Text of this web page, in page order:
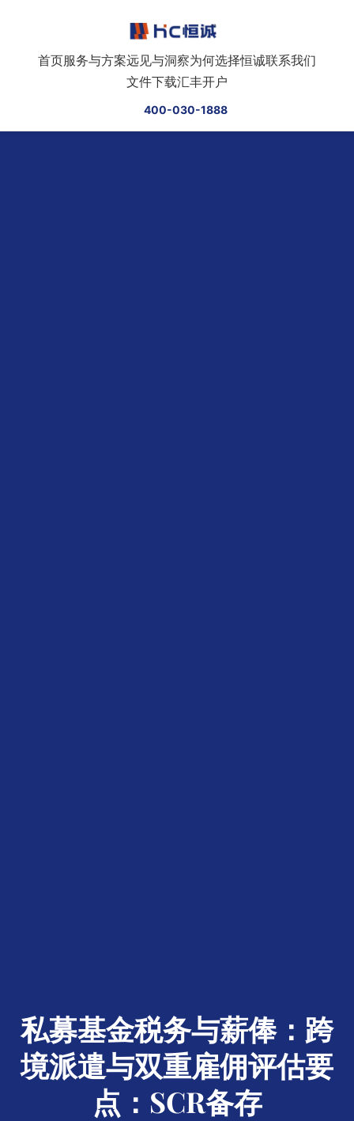
首页服务与方案远见与洞察为何选择恒诚联系我们
文件下载汇丰开户
400-030-1888
私募基金税务与薪俸：跨
境派遣与双重雇佣评估要
点：SCR备存